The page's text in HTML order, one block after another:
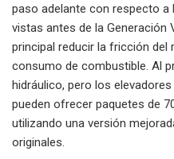
paso adelante con respecto a
vistas antes de la Generación
principal reducir la fricción
consumo de combustible. Al
hidráulico, pero los
pueden ofrecer paquetes de
utilizando una versión
originales.